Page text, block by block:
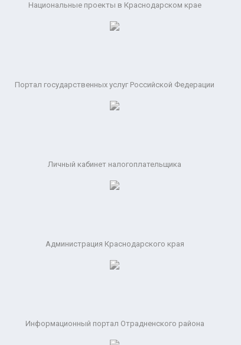
Национальные проекты в Краснодарском крае
Портал государственных услуг Российской Федерации
Личный кабинет налогоплательщика
Администрация Краснодарского края
Информационный портал Отрадненского района